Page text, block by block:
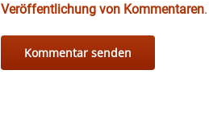
Veröffentlichung von Kommentaren